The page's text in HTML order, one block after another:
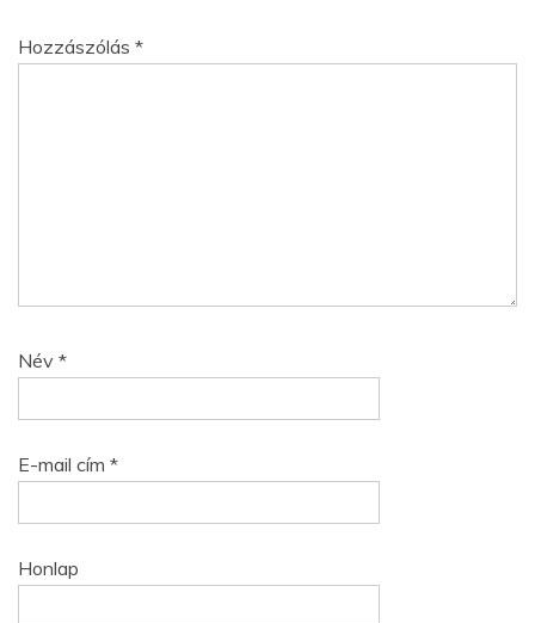
Hozzászólás *
Név *
E-mail cím *
Honlap